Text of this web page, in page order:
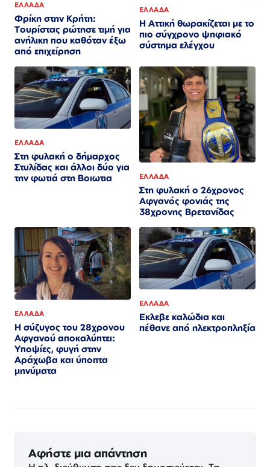
ΕΛΛΑΔΑ
Φρίκη στην Κρήτη:
Τουρίστας ρώτησε τιμή για
ανήλικη που καθόταν έξω
από επιχείρηση
ΕΛΛΑΔΑ
Η Αττική θωρακίζεται με το
πιο σύγχρονο ψηφιακό
σύστημα ελέγχου
ΕΛΛΑΔΑ
Στη φυλακή ο δήμαρχος
Στυλίδας και άλλοι δύο για
την φωτιά στη Βοιωτια
ΕΛΛΑΔΑ
Στη φυλακή ο 26χρονος
Αφγανός φονιάς της
38χρονης Βρετανίδας
ΕΛΛΑΔΑ
Η σύζυγος του 28χρονου
Αφγανού αποκαλύπτει:
Υποψίες, φυγή στην
Αράχωβα και ύποπτα
μηνύματα
ΕΛΛΑΔΑ
Εκλεβε καλώδια και
πέθανε από ηλεκτροπληξία
Αφήστε μια απάντηση